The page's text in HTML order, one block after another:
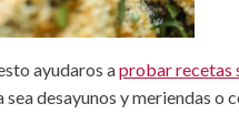
ayudaros aprobar recetas
desayunos y meriendas o